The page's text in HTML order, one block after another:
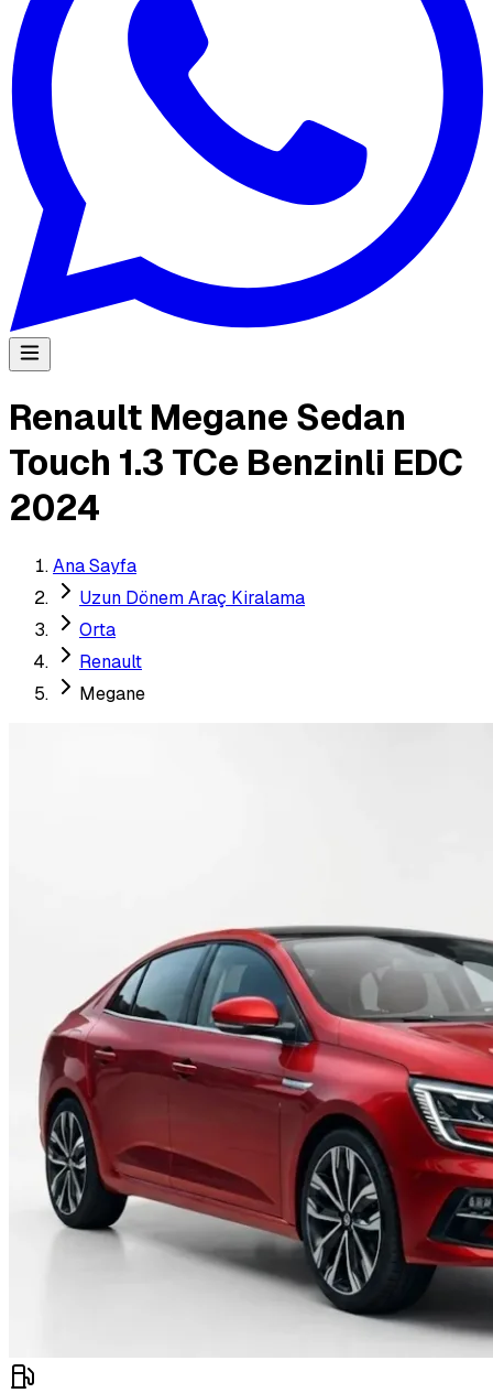
Renault Megane Sedan
Touch 1.3 TCe Benzinli EDC
2024
Ana Sayfa
Uzun Dönem Araç Kiralama
Orta
Renault
Megane